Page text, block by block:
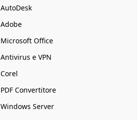
AutoDesk
Adobe
Microsoft Office
Antivirus e VPN
Corel
PDF Convertitore
Windows Server